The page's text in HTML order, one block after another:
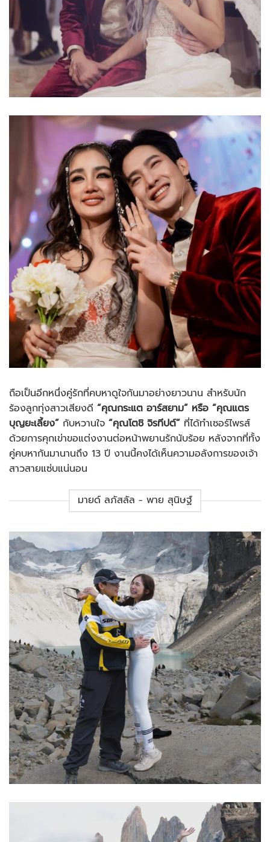
ถือเป็นอีกหนึ่งคู่รักที่คบหาดูใจกันมาอย่างยาวนาน สำหรับนัก
ร้องลูกทุ่งสาวเสียงดี “คุณกระแต อาร์สยาม” หรือ “คุณแตร
บุญยะเลี้ยง” กับหวานใจ “คุณโตชิ จิรทีปต์” ที่ได้ทำเซอร์ไพรส์
ด้วยการคุกเข่าขอแต่งงานต่อหน้าพยานรักนับร้อย หลังจากที่ทั้ง
คู่คบหากันมานานถึง 13 ปี งานนี้คงได้เห็นความอลังการของเจ้า
สาวสายแซ่บแน่นอน
มายด์ ลภัสลัล - พาย สุนิษฐ์